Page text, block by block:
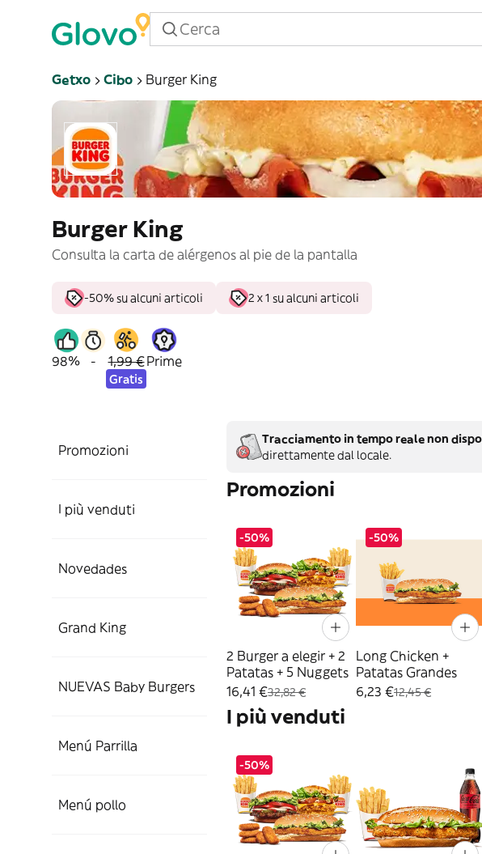
Getxo Cibo Burger King
Burger King
Consulta la carta de alérgenos al pie de la pantalla
-50% su alcuni articoli 2 x 1 su alcuni articoli
98% - 1,99 €
Gratis
Prime
Promozioni
I più venduti
Novedades
Grand King
NUEVAS Baby Burgers
Menú Parrilla
Menú pollo
Tracciamento in tempo reale non
direttamente dal locale.
Promozioni
-50%
2 Burger a elegir + 2
Patatas + 5 Nuggets
16,41 €32,82 €
-50%
Long Chicken +
Patatas Grandes
6,23 €12,45 €
I più venduti
-50%